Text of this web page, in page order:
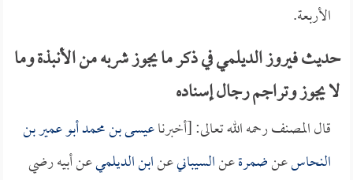
الأربعة.
حديث فيروز الديلمي في ذكر ما يجوز شربه من الأنبذة وما
لا يجوز وتراجم رجال إسناده
قال المصنف رحمه الله تعالى: [أخبرناعيسى بن محمد أبو عمير بن
النحاسعنضمرةعنالسيبانيعنابن الديلميعن أبيه رضي